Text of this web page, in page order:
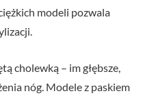
modeli pozwala
cholewką – im głębsze,
nóg. Modele z paskiem